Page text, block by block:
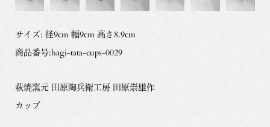
サイズ: 径9cm 幅9cm 高さ8.9cm
商品番号:hagi-tata-cups-0029
萩焼窯元 田原陶兵衛工房 田原崇雄作
カップ